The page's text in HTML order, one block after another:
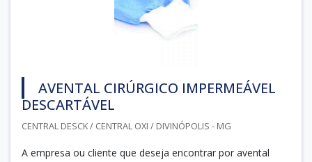
AVENTAL CIRÚRGICO IMPERMEÁVEL
DESCARTÁVEL
CENTRAL DESCK / CENTRAL OXI / DIVINÓPOLIS - MG
A empresa ou cliente que deseja encontrar por avental